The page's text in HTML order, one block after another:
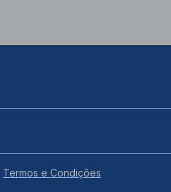
Termos e Condições